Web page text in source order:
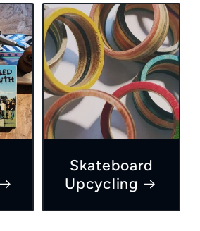
Skateboard
Upcycling